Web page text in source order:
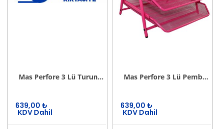
Mas Perfore 3 Lü Turuncu Evrak Rafı Seti
639,00 ₺
KDV Dahil
Mas Perfore 3 Lü Pembe Evrak Rafı Seti
639,00 ₺
KDV Dahil